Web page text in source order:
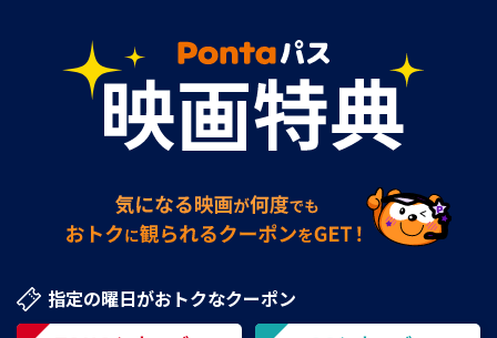
指定の曜日がおトクなクーポン